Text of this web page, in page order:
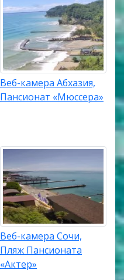
Веб-камера Абхазия,
Пансионат «Мюссера»
Веб-камера Сочи,
Пляж Пансионата
«Актер»